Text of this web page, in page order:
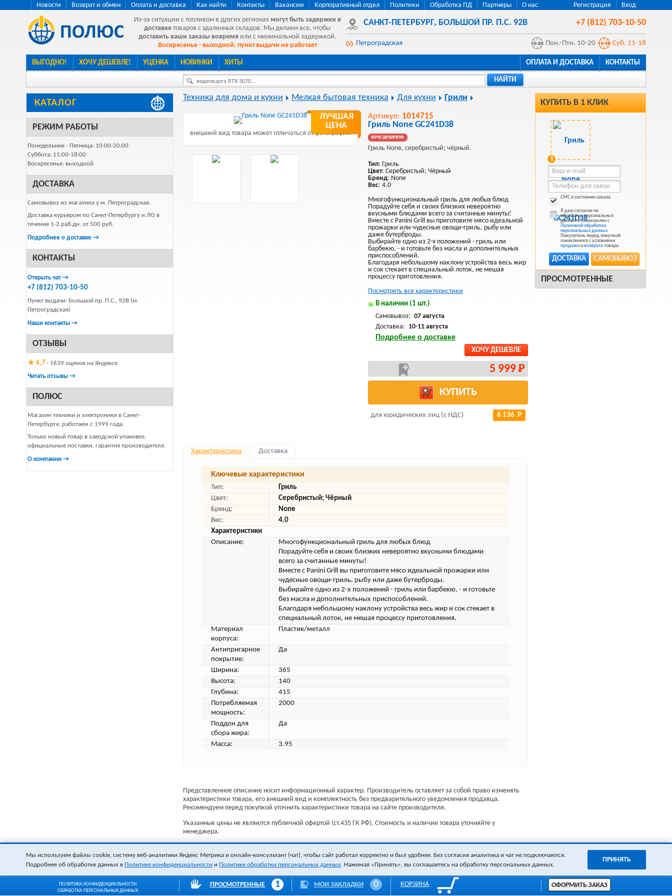
Регистрация Вход
Новости Возврат и обмен Оплата и доставка Как найти Контакты Вакансии Корпоративный отдел Политики Обработка ПД Партнеры
О нас
Из-за ситуации с топливом в других регионах могут быть задержки в
доставке товаров с удаленных складов. Мы делаем все, чтобы
доставить ваши заказы вовремя или с минимальной задержкой.
Воскресенье - выходной, пункт выдачи не работает
САНКТ-ПЕТЕРБУРГ, БОЛЬШОЙ ПР. П.С. 92В +7 (812) 703-10-50
Петроградская Пон.-Птн. 10-20 Суб. 11-18
ВЫГОДНО! ХОЧУ ДЕШЕВЛЕ! УЦЕНКА НОВИНКИ ХИТЫ ОПЛАТА И ДОСТАВКА КОНТАКТЫ
видеокарта RTX 3070... НАЙТИ
КАТАЛОГ
РЕЖИМ РАБОТЫ
Понедельник - Пятница: 10:00-20:00
Суббота: 11:00-18:00
Воскресенье: выходной
ДОСТАВКА
Самовывоз из магазина у м. Петроградская.
Доставка курьером по Санкт-Петербургу и ЛО в
течение 1-2 раб.дн. от 500 руб.
Подробнее о доставке →
КОНТАКТЫ
Открыть чат →
+7 (812) 703-10-50
Пункт выдачи: Большой пр. П.С., 92В (м.
Петроградская)
Наши контакты →
ОТЗЫВЫ
★ 4,7 · 1639 оценок на Яндексе
Читать отзывы →
ПОЛЮС
Магазин техники и электроники в Санкт-
Петербурге, работаем с 1999 года.
Только новый товар в заводской упаковке,
официальные поставки, гарантия производителя.
О компании →
КУПИТЬ В 1 КЛИК
1
СМС о состоянии заказа
Я даю согласие на
обработку персональных
данных и ознакомлен с
Политикой обработки
персональных данных.
Покупатель перед покупкой
ознакомился с условиями
продажиивозврататовара.
САМОВЫВОЗ
ДОСТАВКА
ПРОСМОТРЕННЫЕ
Техника для дома и кухни Мелкая бытовая техника Для кухни
Грили
ЛУЧШАЯ
ЦЕНА
внешний вид товара может отличаться от фотографии
Артикул: 1014715
Гриль None GC241D38
хочу дешевле
Гриль None, серебристый; чёрный.
Тип: Гриль
Цвет: Серебристый; Чёрный
Бренд: None
Вес: 4.0
Многофункциональный гриль для любых блюд
Порадуйте себя и своих близких невероятно
вкусными блюдами всего за считанные минуты!
Вместе с Panini Grill вы приготовите мясо идеальной
прожарки или чудесные овощи-гриль, рыбу или
даже бутерброды.
Выбирайте одно из 2-х положений - гриль или
барбекю, - и готовьте без масла и дополнительных
приспособлений.
Благодаря небольшому наклону устройства весь жир
и сок стекает в специальный лоток, не мешая
процессу приготовления.
Посмотреть все характеристики
В наличии (1 шт.)
Самовывоз: 07 августа
Доставка: 10-11 августа
Подробнее о доставке
ХОЧУ ДЕШЕВЛЕ
5 999 Р
КУПИТЬ
для юридических лиц (с НДС) 6 136 Р
Характеристики Доставка
Ключевые характеристики
Тип:
Гриль
Цвет:
Серебристый; Чёрный
Бренд:
None
Вес:
4.0
Характеристики
Описание:
Многофункциональный гриль для любых блюд
Порадуйте себя и своих близких невероятно вкусными блюдами
всего за считанные минуты!
Вместе с Panini Grill вы приготовите мясо идеальной прожарки или
чудесные овощи-гриль, рыбу или даже бутерброды.
Выбирайте одно из 2-х положений - гриль или барбекю, - и готовьте
без масла и дополнительных приспособлений.
Благодаря небольшому наклону устройства весь жир и сок стекает в
специальный лоток, не мешая процессу приготовления.
Материал
корпуса:
Пластик/металл
Антипригарное
покрытие:
Да
Ширина:
365
Высота:
140
Глубина:
415
Потребляемая
мощность:
2000
Поддон для
сбора жира:
Да
Масса: 3.95
Представленное описание носит информационный характер. Производитель оставляет за собой право изменять
характеристики товара, его внешний вид и комплектность без предварительного уведомления продавца.
Рекомендуем перед покупкой уточнить характеристики товара на сайте производителя.
Указанные цены не являются публичной офертой (ст.435 ГК РФ). Стоимость и наличие товара уточняйте у
менеджера.
ПОЛИТИКА КОНФИДЕНЦИАЛЬНОСТИ
ОБРАБОТКА ПЕРСОНАЛЬНЫХ ДАННЫХ
ПРОСМОТРЕННЫЕ 1 МОИ ЗАКЛАДКИ 0 КОРЗИНА ОФОРМИТЬ ЗАКАЗ
Мы используем файлы cookie, систему веб-аналитики Яндекс Метрика и онлайн-консультант (чат), чтобы сайт работал корректно и был удобнее. Без согласия аналитика и чат не подключаются.
Подробнее об обработке данных в Политике конфиденциальности и Политике обработки персональных данных . Нажимая «Принять», вы соглашаетесь на обработку персональных данных.
ПРИНЯТЬ